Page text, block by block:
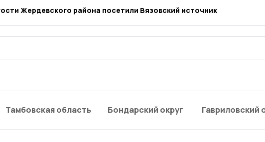
Жердевского района посетили Вязовский источник
Тамбовская область Бондарский округ Гавриловский